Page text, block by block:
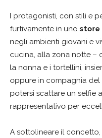
I protagonisti, con stili e
furtivamente in uno store
negli ambienti giovani e
cucina, alla zona notte –
la nonna e i tortellini,
oppure in compagnia del
potersi scattare un selfie
rappresentativo per
A sottolineare il concetto,